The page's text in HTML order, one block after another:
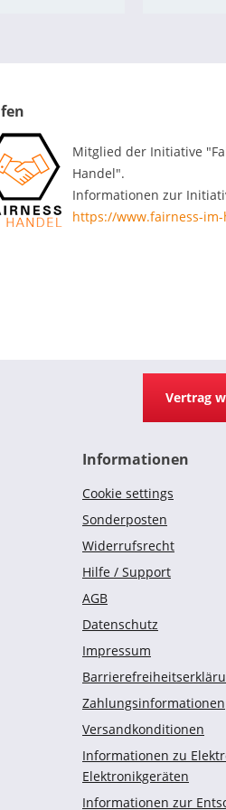
Mitglied der Initiative
Handel".
Informationen zur
https://www.fairness-
Vertrag
Informationen
Cookie settings
Sonderposten
Widerrufsrecht
Hilfe / Support
AGB
Datenschutz
Impressum
Zahlungsinformationen
Versandkonditionen
Informationen zu
Elektronikgeräten
Informationen zur